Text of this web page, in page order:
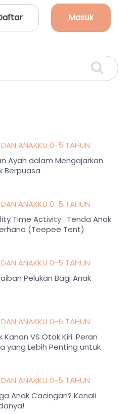
Masuk
ANAKKU 0-5 TAHUN
Ayah dalam Mengajarkan
Berpuasa
ANAKKU 0-5 TAHUN
Time Activity : Tenda Anak
(Teepee Tent)
ANAKKU 0-5 TAHUN
Pelukan Bagi Anak
ANAKKU 0-5 TAHUN
Kanan VS Otak Kiri: Peran
yang Lebih Penting untuk
ANAKKU 0-5 TAHUN
Anak Cacingan? Kenali